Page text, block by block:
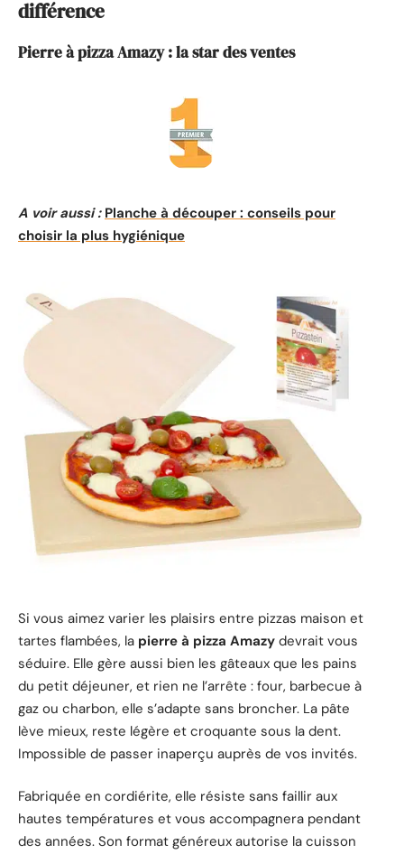
différence
Pierre à pizza Amazy : la star des ventes
A voir aussi : Planche à découper : conseils pour
choisir la plus hygiénique
Si vous aimez varier les plaisirs entre pizzas maison et
tartes flambées, la pierre à pizza Amazy devrait vous
séduire. Elle gère aussi bien les gâteaux que les pains
du petit déjeuner, et rien ne l’arrête : four, barbecue à
gaz ou charbon, elle s’adapte sans broncher. La pâte
lève mieux, reste légère et croquante sous la dent.
Impossible de passer inaperçu auprès de vos invités.
Fabriquée en cordiérite, elle résiste sans faillir aux
hautes températures et vous accompagnera pendant
des années. Son format généreux autorise la cuisson